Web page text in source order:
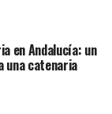
en Andalucía: un
una catenaria